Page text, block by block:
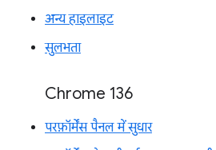
अन्य हाइलाइट
सुलभता
Chrome 136
परफ़ॉर्मेंस पैनल में सुधार